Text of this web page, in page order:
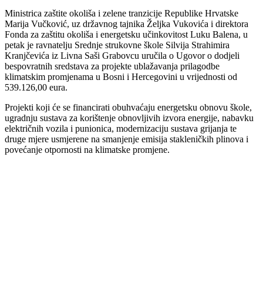
Ministrica zaštite okoliša i zelene tranzicije Republike Hrvatske
Marija Vučković, uz državnog tajnika Željka Vukovića i direktora
Fonda za zaštitu okoliša i energetsku učinkovitost Luku Balena, u
petak je ravnatelju Srednje strukovne škole Silvija Strahimira
Kranjčevića iz Livna Saši Grabovcu uručila o Ugovor o dodjeli
bespovratnih sredstava za projekte ublažavanja prilagodbe
klimatskim promjenama u Bosni i Hercegovini u vrijednosti od
539.126,00 eura.
Projekti koji će se financirati obuhvaćaju energetsku obnovu škole,
ugradnju sustava za korištenje obnovljivih izvora energije, nabavku
električnih vozila i punionica, modernizaciju sustava grijanja te
druge mjere usmjerene na smanjenje emisija stakleničkih plinova i
povećanje otpornosti na klimatske promjene.